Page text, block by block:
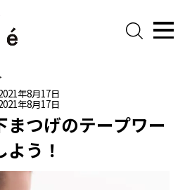
年8月17日
年8月17日
まつげのテープワー
う！